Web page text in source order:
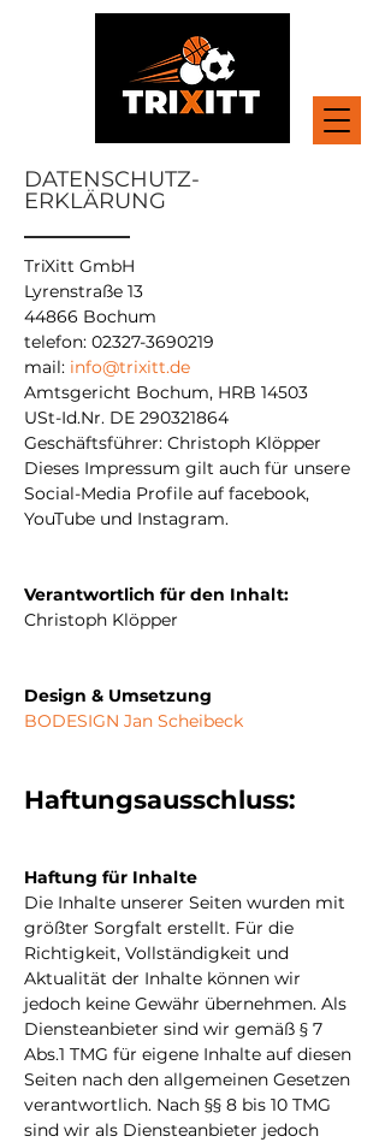
DATENSCHUTZ-
ERKLÄRUNG
TriXitt GmbH
Lyrenstraße 13
44866 Bochum
telefon: 02327-3690219
mail: info@trixitt.de
Amtsgericht Bochum, HRB 14503
USt-Id.Nr. DE 290321864
Geschäftsführer: Christoph Klöpper
Dieses Impressum gilt auch für unsere
Social-Media Profile auf facebook,
YouTube und Instagram.
Verantwortlich für den Inhalt:
Christoph Klöpper
Design & Umsetzung
BODESIGN Jan Scheibeck
Haftungsausschluss:
Haftung für Inhalte
Die Inhalte unserer Seiten wurden mit
größter Sorgfalt erstellt. Für die
Richtigkeit, Vollständigkeit und
Aktualität der Inhalte können wir
jedoch keine Gewähr übernehmen. Als
Diensteanbieter sind wir gemäß § 7
Abs.1 TMG für eigene Inhalte auf diesen
Seiten nach den allgemeinen Gesetzen
verantwortlich. Nach §§ 8 bis 10 TMG
sind wir als Diensteanbieter jedoch